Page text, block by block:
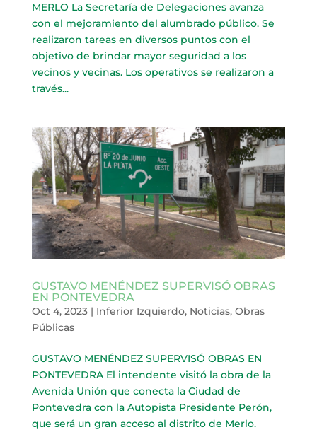
MERLO La Secretaría de Delegaciones avanza
con el mejoramiento del alumbrado público. Se
realizaron tareas en diversos puntos con el
objetivo de brindar mayor seguridad a los
vecinos y vecinas. Los operativos se realizaron a
través...
GUSTAVO MENÉNDEZ SUPERVISÓ OBRAS
EN PONTEVEDRA
Oct 4, 2023| Inferior Izquierdo, Noticias, Obras
Públicas
GUSTAVO MENÉNDEZ SUPERVISÓ OBRAS EN
PONTEVEDRA El intendente visitó la obra de la
Avenida Unión que conecta la Ciudad de
Pontevedra con la Autopista Presidente Perón,
que será un gran acceso al distrito de Merlo.